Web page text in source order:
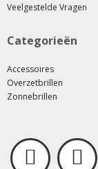
Veelgestelde Vragen
Categorieën
Accessoires
Overzetbrillen
Zonnebrillen